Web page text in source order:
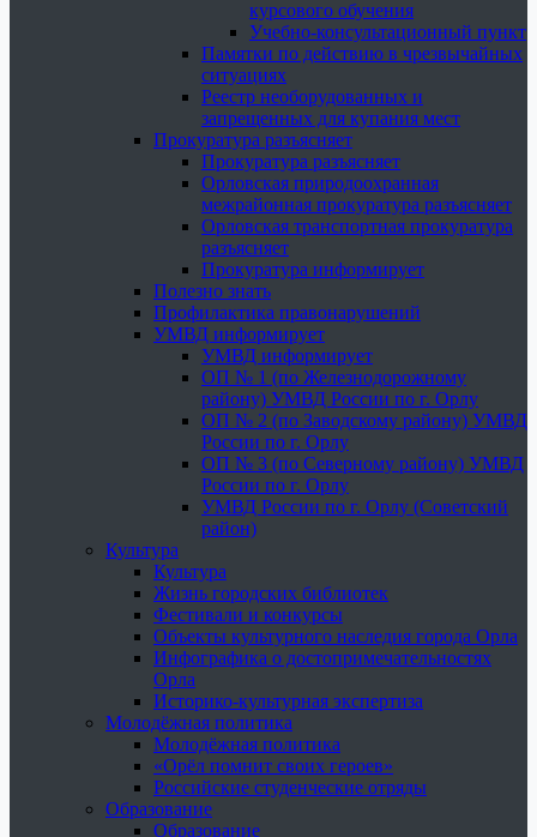
курсового обучения
Учебно-консультационный пункт
Памятки по действию в чрезвычайных
ситуациях
Реестр необорудованных и
запрещенных для купания мест
Прокуратура разъясняет
Прокуратура разъясняет
Орловская природоохранная
межрайонная прокуратура разъясняет
Орловская транспортная прокуратура
разъясняет
Прокуратура информирует
Полезно знать
Профилактика правонарушений
УМВД информирует
УМВД информирует
ОП № 1 (по Железнодорожному
району) УМВД России по г. Орлу
ОП № 2 (по Заводскому району) УМВД
России по г. Орлу
ОП № 3 (по Северному району) УМВД
России по г. Орлу
УМВД России по г. Орлу (Советский
район)
Культура
Культура
Жизнь городских библиотек
Фестивали и конкурсы
Объекты культурного наследия города Орла
Инфографика о достопримечательностях
Орла
Историко-культурная экспертиза
Молодёжная политика
Молодёжная политика
«Орёл помнит своих героев»
Российские студенческие отряды
Образование
Образование